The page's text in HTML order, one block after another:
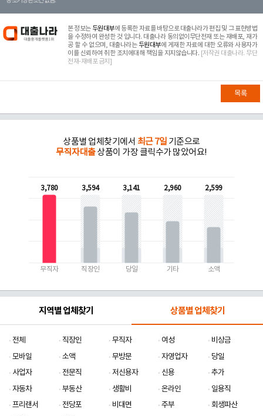
본 정보는 두원대부에 등록한 자료를 바탕으로 대출나라가 편집 및 그 표현방법
을 수정하여 완성한 것 입니다. 대출나라 동의없이무단전재 또는 재배포, 재가
공 할 수 없으며, 대출나라는 두원대부에 게재한 자료에 대한 오류와 사용자가
이를 신뢰하여 취한 조치에대해 책임을 지지않습니다. [저작권 대출나라. 무단
전재-재배포 금지]
목록
상품별 업체찾기에서 최근 7일 기준으로
무직자대출상품이 가장 클릭수가 많았어요!
3,780
무직자
3,594
직장인
3,141
당일
2,960
기타
2,599
소액
지역별 업체찾기 상품별 업체찾기
전체 직장인 무직자 여성
비상금
모바일
소액 무방문 자영업자
당일
사업자
전문직 저신용자 신용
추가
자동차
부동산 생활비 온라인
일용직
프리랜서
전당포 비대면 주부
회생파산